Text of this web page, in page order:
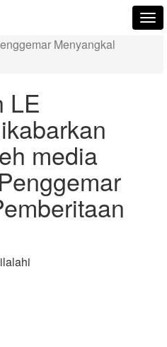
Dikabarkan Berkencan
Menyangkal
LE
media